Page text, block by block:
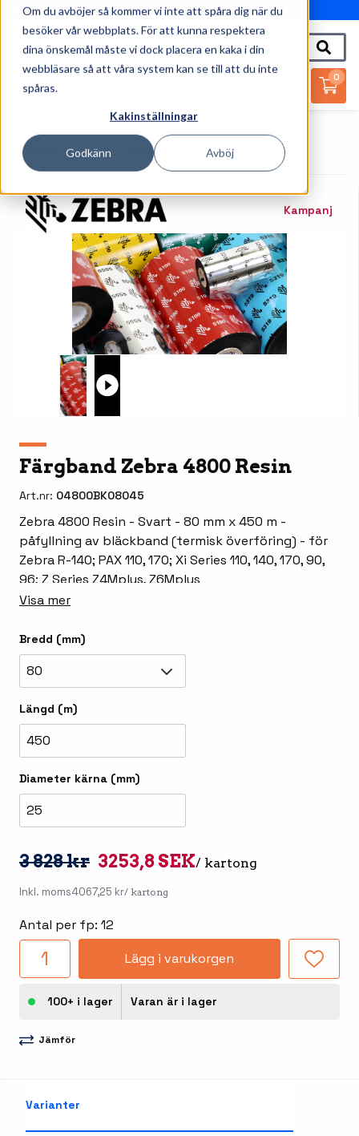
Om du avböjer så kommer vi inte att spåra dig när du
besöker vår webbplats. För att kunna respektera
dina önskemål måste vi dock placera en kaka i din
webbläsare så att våra system kan se till att du inte
spåras.
Kakinställningar
Godkänn Avböj
010-162 61 95
0
Startsida Förbrukningsmaterial
Färgband
Färgband Zebra 4800 Resin
Kampanj
Färgband Zebra 4800 Resin
Art.nr: 04800BK08045
Zebra 4800 Resin - Svart - 80 mm x 450 m -
påfyllning av bläckband (termisk överföring) - för
Zebra R-140; PAX 110, 170; Xi Series 110, 140, 170, 90,
96; Z Series Z4Mplus, Z6Mplus
Visa mer
Bredd (mm)
80
Längd (m)
450
Diameter kärna (mm)
25
3 828 kr 3253,8 SEK/ kartong
Inkl. moms4067,25 kr/ kartong
Antal per fp: 12
Lägg i varukorgen
100+ i lager Varan är i lager
Jämför
Varianter